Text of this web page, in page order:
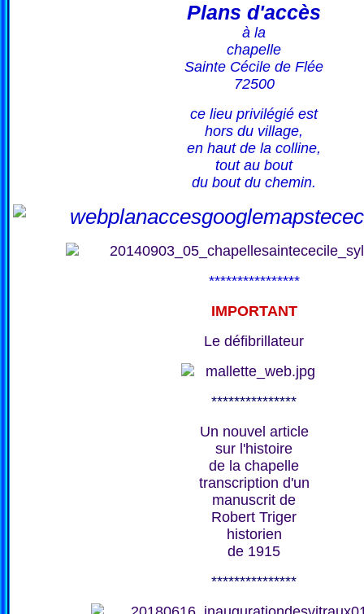
Plans d'accès
à la
chapelle
Sainte Cécile de Flée
72500
ce lieu privilégié est
hors du village,
en haut de la colline,
tout au bout
du bout du chemin.
****************
IMPORTANT
Le défibrillateur
***************
Un nouvel article
sur l'histoire
de la chapelle
transcription d'un
manuscrit de
Robert Triger
historien
de 1915
***************